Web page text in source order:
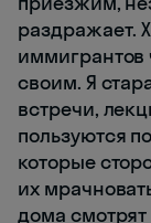
раздражает.
иммигрантов
своим. Я
встречи,
пользуются
которые
их
дома